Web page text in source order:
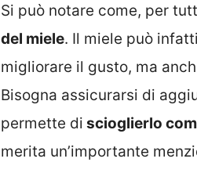
Si può notare come, per
del miele. Il miele può
migliorare il gusto, ma
Bisogna assicurarsi di
permette di scioglierlo
merita un’importante